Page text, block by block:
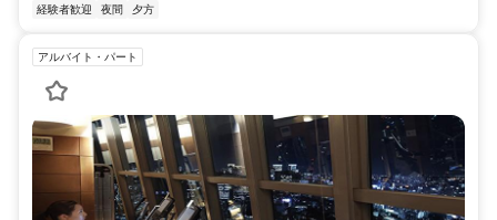
経験者歓迎
夜間 夕方
アルバイト・パート